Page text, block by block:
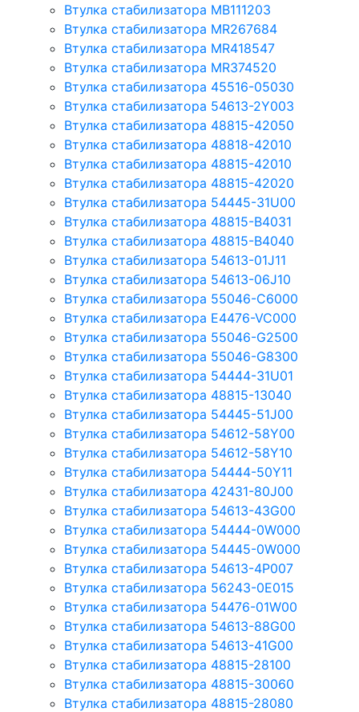
Втулка стабилизатора MB111203
Втулка стабилизатора MR267684
Втулка стабилизатора MR418547
Втулка стабилизатора MR374520
Втулка стабилизатора 45516-05030
Втулка стабилизатора 54613-2Y003
Втулка стабилизатора 48815-42050
Втулка стабилизатора 48818-42010
Втулка стабилизатора 48815-42010
Втулка стабилизатора 48815-42020
Втулка стабилизатора 54445-31U00
Втулка стабилизатора 48815-B4031
Втулка стабилизатора 48815-B4040
Втулка стабилизатора 54613-01J11
Втулка стабилизатора 54613-06J10
Втулка стабилизатора 55046-C6000
Втулка стабилизатора E4476-VC000
Втулка стабилизатора 55046-G2500
Втулка стабилизатора 55046-G8300
Втулка стабилизатора 54444-31U01
Втулка стабилизатора 48815-13040
Втулка стабилизатора 54445-51J00
Втулка стабилизатора 54612-58Y00
Втулка стабилизатора 54612-58Y10
Втулка стабилизатора 54444-50Y11
Втулка стабилизатора 42431-80J00
Втулка стабилизатора 54613-43G00
Втулка стабилизатора 54444-0W000
Втулка стабилизатора 54445-0W000
Втулка стабилизатора 54613-4P007
Втулка стабилизатора 56243-0E015
Втулка стабилизатора 54476-01W00
Втулка стабилизатора 54613-88G00
Втулка стабилизатора 54613-41G00
Втулка стабилизатора 48815-28100
Втулка стабилизатора 48815-30060
Втулка стабилизатора 48815-28080